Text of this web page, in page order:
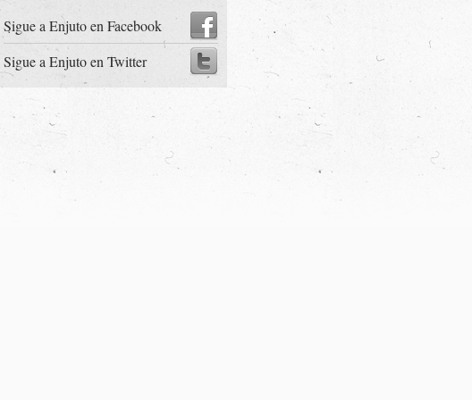
Sigue a Enjuto en Facebook
Sigue a Enjuto en Twitter